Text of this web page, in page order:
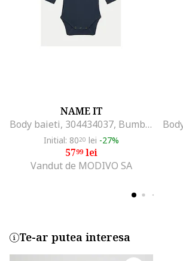
NAME IT
Body baieti, 304434037, Bumbac organic/Modal, Albastru, Albastru
Initial: 8020 lei -27%
5799lei
Vandut de MODIVO SA
Te-ar putea interesa